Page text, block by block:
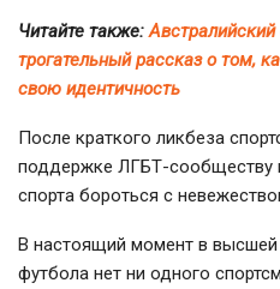
Читайте также:
трогательный рассказ о том,
свою идентичность
После краткого ликбеза
поддержке ЛГБТ-сообществу
спорта бороться с
В настоящий момент в высшей
футбола нет ни одного